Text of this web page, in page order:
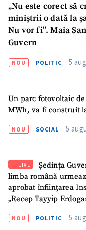
„Nu este corect să
miniștrii o dată la
Nu vor fi”. Maia
Guvern
NOU POLITIC 5
Un parc fotovoltaic
MWh, va fi construit
NOU SOCIAL 5
LIVE
Ședința
limba română
aprobat înființarea
„Recep Tayyip
NOU POLITIC 5
Am citit și
acord cu